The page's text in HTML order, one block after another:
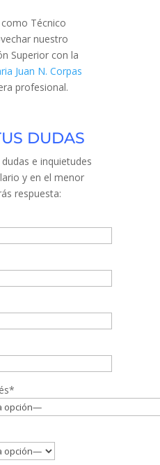
Técnico
nuestro
Superior con la
Juan N. Corpas
profesional.
DUDAS
e inquietudes
y en el menor
respuesta: